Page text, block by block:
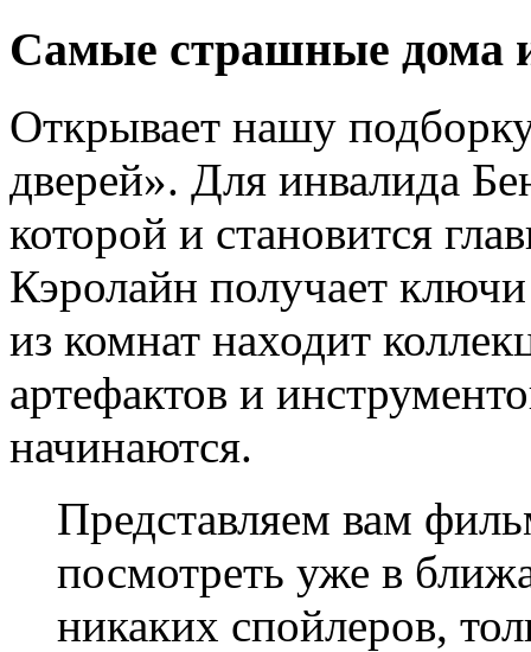
Самые страшные дома
Открывает нашу
дверей». Для инвалида
которой и становится
Кэролайн получает
из комнат находит
артефактов и
начинаются.
Представляем вам
посмотреть уже в
никаких спойлеров,